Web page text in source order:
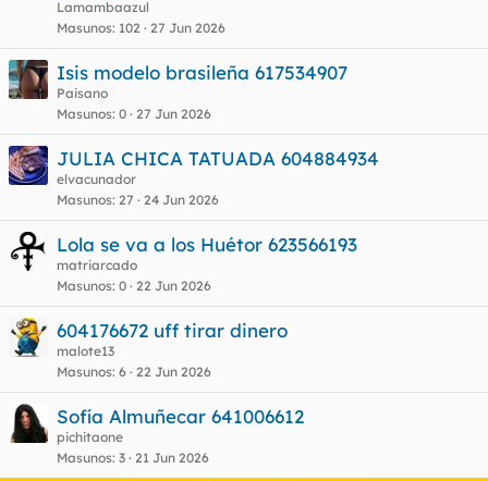
Lamambaazul
Masunos 102 27 Jun 2026
Isis modelo brasileña 617534907
Paisano
Masunos 0 27 Jun 2026
JULIA CHICA TATUADA 604884934
elvacunador
Masunos 27 24 Jun 2026
Lola se va a los Huétor 623566193
matriarcado
Masunos 0 22 Jun 2026
604176672 uff tirar dinero
malote13
Masunos 6 22 Jun 2026
Sofía Almuñecar 641006612
pichitaone
Masunos 3 21 Jun 2026